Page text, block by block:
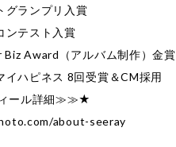
グランプリ入賞
ンテスト入賞
Biz Award（アルバム制作）金賞
イハピネス 8回受賞＆CM採用
ィール詳細≫≫★
about-seeray